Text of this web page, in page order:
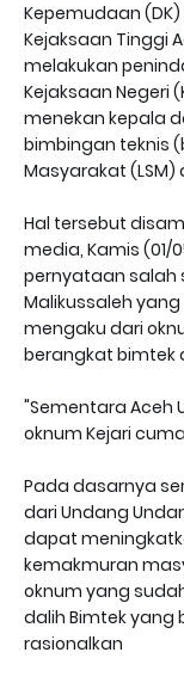
Kepemudaan
Kejaksaan Tinggi
melakukan
Kejaksaan Negeri
menekan kepala
bimbingan teknis
Masyarakat
Hal tersebut
media, Kamis (01/
pernyataan salah
Malikussaleh
mengaku dari
berangkat bimtek
"Sementara Aceh
oknum Kejari
Pada dasarnya
dari Undang
dapat
kemakmuran
oknum yang
dalih Bimtek yang
rasionalkan